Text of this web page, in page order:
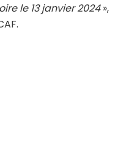
le 13 janvier 2024»,